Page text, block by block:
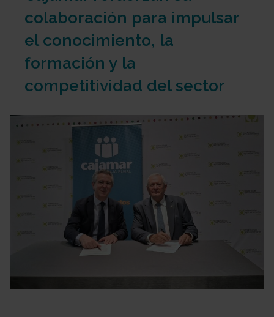
colaboración para impulsar
el conocimiento, la
formación y la
competitividad del sector